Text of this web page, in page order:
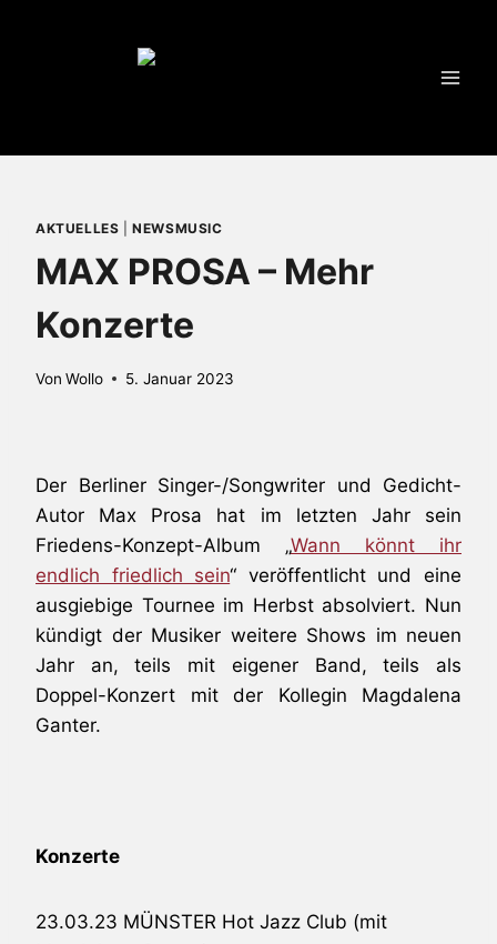
AKTUELLES |NEWSMUSIC
MAX PROSA – Mehr
Konzerte
Von Wollo 5. Januar 2023
Der Berliner Singer-/Songwriter und Gedicht-
Autor Max Prosa hat im letzten Jahr sein
Friedens-Konzept-Album „Wann könnt ihr
endlich friedlich sein“ veröffentlicht und eine
ausgiebige Tournee im Herbst absolviert. Nun
kündigt der Musiker weitere Shows im neuen
Jahr an, teils mit eigener Band, teils als
Doppel-Konzert mit der Kollegin Magdalena
Ganter.
Konzerte
23.03.23 MÜNSTER Hot Jazz Club (mit